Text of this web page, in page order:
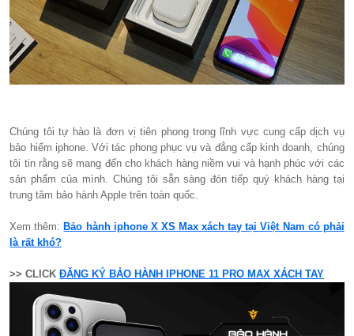
Chúng tôi tự hào là đơn vị tiên phong trong lĩnh vực cung cấp dịch vụ
bảo hiểm iphone. Với tác phong phục vụ và đẳng cấp kinh doanh, chúng
tôi tin rằng sẽ mang đến cho khách hàng niềm vui và hạnh phúc với các
sản phẩm của mình. Chúng tôi sẵn sàng đón tiếp quý khách hàng tại
trung tâm bảo hành Apple trên toàn quốc.
Xem thêm: Bảo hành iphone X XS Max xách tay tại Việt Nam có phải
là rất khó?
>> CLICKĐĂNG KÝ BẢO HÀNH IPHONE 11 PRO MAX XÁCH TAY